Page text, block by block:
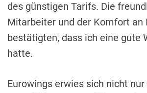
des günstigen Tarifs. Die
Mitarbeiter und der Komfort an
bestätigten, dass ich eine gute
hatte.
Eurowings erwies sich nicht nur